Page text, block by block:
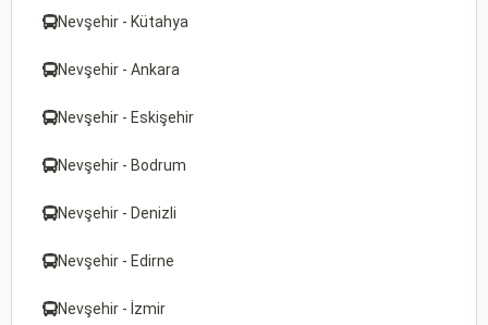
Nevşehir - Kütahya
Nevşehir - Ankara
Nevşehir - Eskişehir
Nevşehir - Bodrum
Nevşehir - Denizli
Nevşehir - Edirne
Nevşehir - İzmir